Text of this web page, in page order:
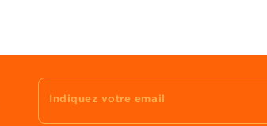
Indiquez votre email